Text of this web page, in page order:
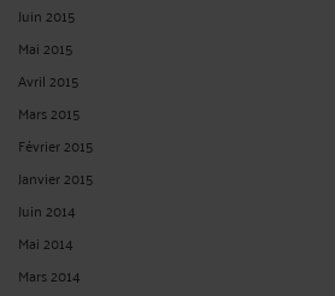
Juin 2015
Mai 2015
Avril 2015
Mars 2015
Février 2015
Janvier 2015
Juin 2014
Mai 2014
Mars 2014